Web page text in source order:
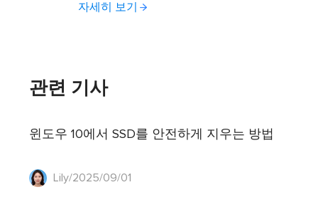
자세히 보기
관련 기사
윈도우 10에서 SSD를 안전하게 지우는 방법
Lily/2025/09/01